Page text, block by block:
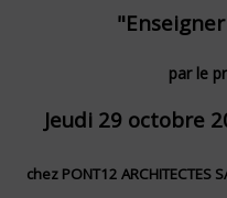
par le
Jeudi 29 octobre
chez PONT12